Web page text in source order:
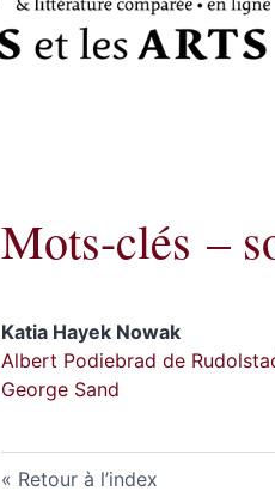
Mots-clés –
Katia Hayek Nowak
Albert Podiebrad de
George Sand
Retour à l’index